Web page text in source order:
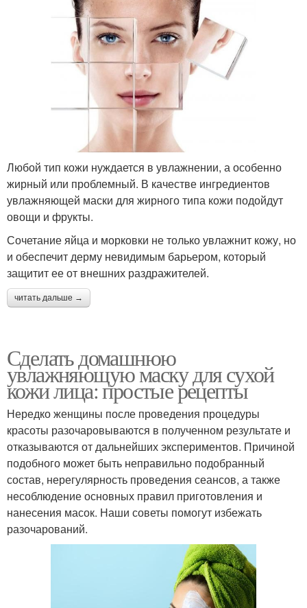
Любой тип кожи нуждается в увлажнении, а особенно
жирный или проблемный. В качестве ингредиентов
увлажняющей маски для жирного типа кожи подойдут
овощи и фрукты.
Сочетание яйца и морковки не только увлажнит кожу, но
и обеспечит дерму невидимым барьером, который
защитит ее от внешних раздражителей.
читать дальше →
Сделать домашнюю
увлажняющую маску для сухой
кожи лица: простые рецепты
Нередко женщины после проведения процедуры
красоты разочаровываются в полученном результате и
отказываются от дальнейших экспериментов. Причиной
подобного может быть неправильно подобранный
состав, нерегулярность проведения сеансов, а также
несоблюдение основных правил приготовления и
нанесения масок. Наши советы помогут избежать
разочарований.